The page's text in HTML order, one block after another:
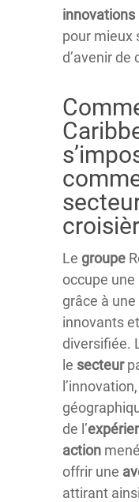
innovations
pour mieux
d’avenir de
Le groupe
occupe
grâce à
innovants
diversifiée.
le secteur
de l’
action
offrir une
attirant